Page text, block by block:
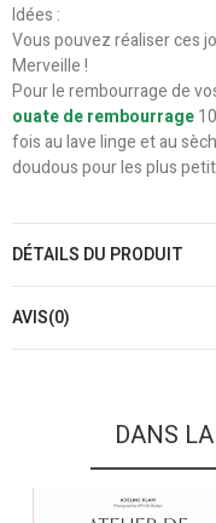
Idées :
Vous pouvez réaliser ces
Merveille !
Pour le rembourrage de
ouate de rembourrage
fois au lave linge et au
doudous pour les plus
DÉTAILS DU PRODUIT
AVIS(0)
DANS